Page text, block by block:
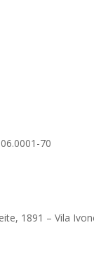
70
1891 – Vila